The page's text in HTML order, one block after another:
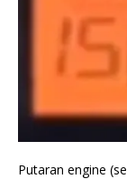
Putaran engine